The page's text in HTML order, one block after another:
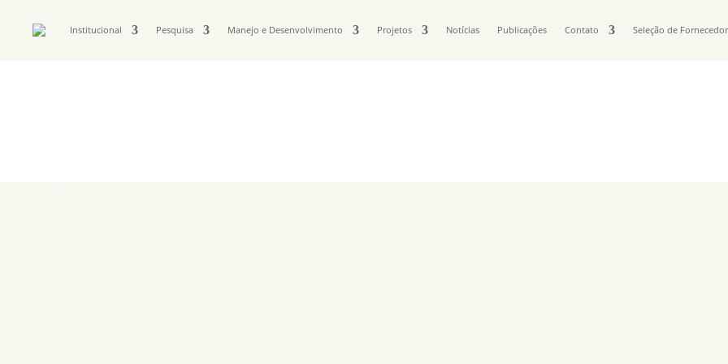
Institucional Pesquisa Manejo e Desenvolvimento Projetos Notícias Publicações Contato Seleção de